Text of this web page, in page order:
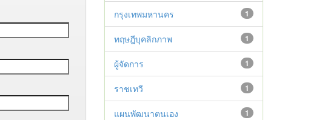
1
กรุงเทพมหานคร
1
ทฤษฎีบุคลิกภาพ
1
ผู้จัดการ
1
ราชเทวี
1
แผนพัฒนาตนเอง